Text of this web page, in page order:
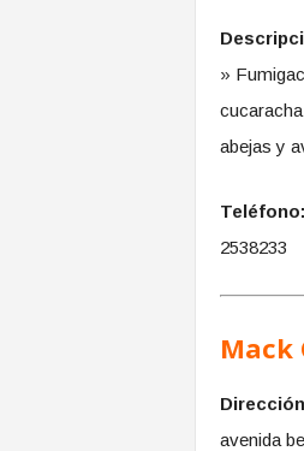
»
abejas y
Teléfono:
2538233
Mack
avenida